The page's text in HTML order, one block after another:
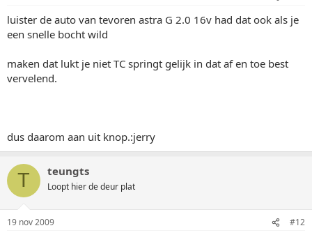
luister de auto van tevoren astra G 2.0 16v had dat ook als je
een snelle bocht wild
maken dat lukt je niet TC springt gelijk in dat af en toe best
vervelend.
dus daarom aan uit knop.:jerry
T teungts
Loopt hier de deur plat
19 nov 2009 #12